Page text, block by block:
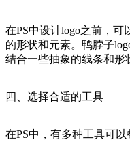
在PS中设计logo之前，
的形状和元素。鸭脖子
结合一些抽象的线条和形
四、选择合适的工具
在PS中，有多种工具可